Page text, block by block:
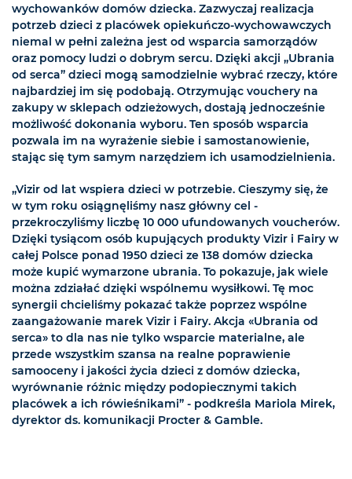
wychowanków domów dziecka. Zazwyczaj realizacja
potrzeb dzieci z placówek opiekuńczo-wychowawczych
niemal w pełni zależna jest od wsparcia samorządów
oraz pomocy ludzi o dobrym sercu. Dzięki akcji „Ubrania
od serca” dzieci mogą samodzielnie wybrać rzeczy, które
najbardziej im się podobają. Otrzymując vouchery na
zakupy w sklepach odzieżowych, dostają jednocześnie
możliwość dokonania wyboru. Ten sposób wsparcia
pozwala im na wyrażenie siebie i samostanowienie,
stając się tym samym narzędziem ich usamodzielnienia.
„Vizir od lat wspiera dzieci w potrzebie. Cieszymy się, że
w tym roku osiągnęliśmy nasz główny cel -
przekroczyliśmy liczbę 10 000 ufundowanych voucherów.
Dzięki tysiącom osób kupujących produkty Vizir i Fairy w
całej Polsce ponad 1950 dzieci ze 138 domów dziecka
może kupić wymarzone ubrania. To pokazuje, jak wiele
można zdziałać dzięki wspólnemu wysiłkowi. Tę moc
synergii chcieliśmy pokazać także poprzez wspólne
zaangażowanie marek Vizir i Fairy. Akcja «Ubrania od
serca» to dla nas nie tylko wsparcie materialne, ale
przede wszystkim szansa na realne poprawienie
samooceny i jakości życia dzieci z domów dziecka,
wyrównanie różnic między podopiecznymi takich
placówek a ich rówieśnikami” - podkreśla Mariola Mirek,
dyrektor ds. komunikacji Procter & Gamble.